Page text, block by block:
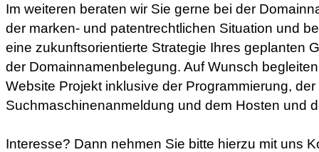
Im weiteren beraten wir Sie gerne bei der
der marken- und patentrechtlichen Situation und
eine zukunftsorientierte Strategie Ihres geplanten
der Domainnamenbelegung. Auf Wunsch
Website Projekt inklusive der Programmierung, der
Suchmaschinenanmeldung und dem Hosten und
Interesse? Dann nehmen Sie bitte hierzu mit uns